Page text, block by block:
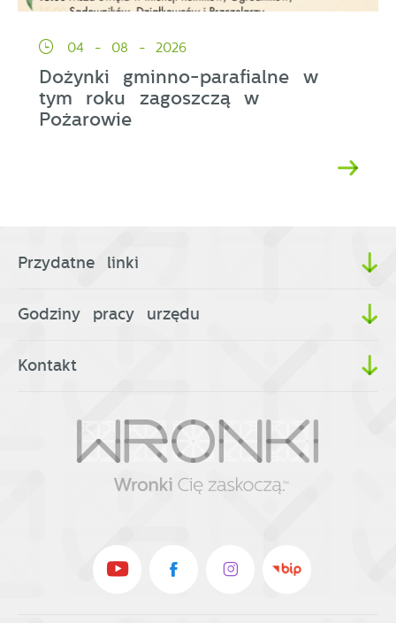
04 - 08 - 2026
Dożynki gminno-parafialne w
tym roku zagoszczą w
Pożarowie
Przydatne linki
Godziny pracy urzędu
Kontakt